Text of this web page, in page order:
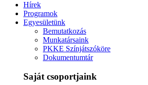
Hírek
Programok
Egyesületünk
Bemutatkozás
Munkatársaink
PKKE Színjátszóköre
Dokumentumtár
Saját csoportjaink